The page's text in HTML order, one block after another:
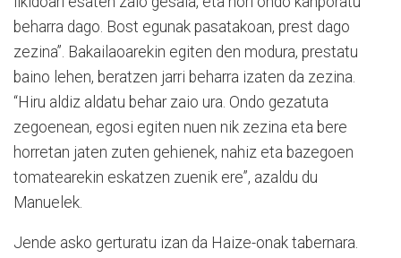
beharra dago. Bost egunak pasatakoan, prest dago
zezina”. Bakailaoarekin egiten den modura, prestatu
baino lehen, beratzen jarri beharra izaten da zezina.
“Hiru aldiz aldatu behar zaio ura. Ondo gezatuta
zegoenean, egosi egiten nuen nik zezina eta bere
horretan jaten zuten gehienek, nahiz eta bazegoen
tomatearekin eskatzen zuenik ere”, azaldu du
Manuelek.
Jende asko gerturatu izan da Haize-onak tabernara.